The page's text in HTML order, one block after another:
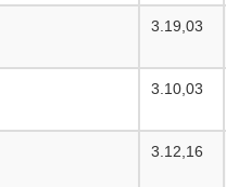
3.19,03
3.10,03
3.12,16